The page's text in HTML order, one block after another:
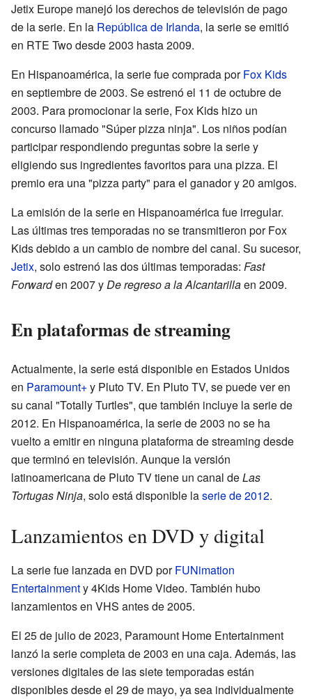
Jetix Europe manejó los derechos de televisión de pago
de la serie. En la República de Irlanda, la serie se emitió
en RTE Two desde 2003 hasta 2009.
En Hispanoamérica, la serie fue comprada porFox Kids
en septiembre de 2003. Se estrenó el 11 de octubre de
2003. Para promocionar la serie, Fox Kids hizo un
concurso llamado "Súper pizza ninja". Los niños podían
participar respondiendo preguntas sobre la serie y
eligiendo sus ingredientes favoritos para una pizza. El
premio era una "pizza party" para el ganador y 20 amigos.
La emisión de la serie en Hispanoamérica fue irregular.
Las últimas tres temporadas no se transmitieron por Fox
Kids debido a un cambio de nombre del canal. Su sucesor,
Jetix, solo estrenó las dos últimas temporadas: Fast
Forwarden 2007 yDe regreso a la Alcantarillaen 2009.
En plataformas de streaming
Actualmente, la serie está disponible en Estados Unidos
en Paramount+y Pluto TV. En Pluto TV, se puede ver en
su canal "Totally Turtles", que también incluye la serie de
2012. En Hispanoamérica, la serie de 2003 no se ha
vuelto a emitir en ninguna plataforma de streaming desde
que terminó en televisión. Aunque la versión
latinoamericana de Pluto TV tiene un canal deLas
Tortugas Ninja, solo está disponible laserie de 2012.
Lanzamientos en DVD y digital
La serie fue lanzada en DVD porFUNimation
Entertainmenty 4Kids Home Video. También hubo
lanzamientos en VHS antes de 2005.
El 25 de julio de 2023, Paramount Home Entertainment
lanzó la serie completa de 2003 en una caja. Además, las
versiones digitales de las siete temporadas están
disponibles desde el 29 de mayo, ya sea individualmente